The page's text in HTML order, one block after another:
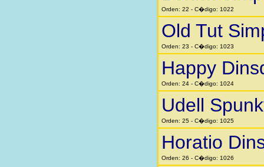
Orden: 22 - C�digo: 1022
Old Tut
Orden: 23 - C�digo: 1023
Happy
Orden: 24 - C�digo: 1024
Udell
Orden: 25 - C�digo: 1025
Horatio
Orden: 26 - C�digo: 1026